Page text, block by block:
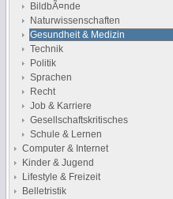
BildbÃ¤nde
Naturwissenschaften
Gesundheit & Medizin
Technik
Politik
Sprachen
Recht
Job & Karriere
Gesellschaftskritisches
Schule & Lernen
Computer & Internet
Kinder & Jugend
Lifestyle & Freizeit
Belletristik